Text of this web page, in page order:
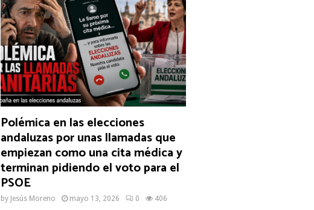
Polémica en las elecciones
andaluzas por unas llamadas que
empiezan como una cita médica y
terminan pidiendo el voto para el
PSOE
by Jesús Moreno mayo 13, 2026 0 406